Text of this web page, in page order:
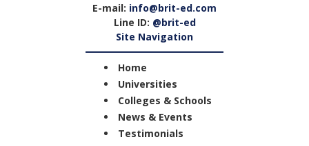
E-mail: info@brit-ed.com
Line ID: @brit-ed
Site Navigation
Home
Universities
Colleges & Schools
News & Events
Testimonials